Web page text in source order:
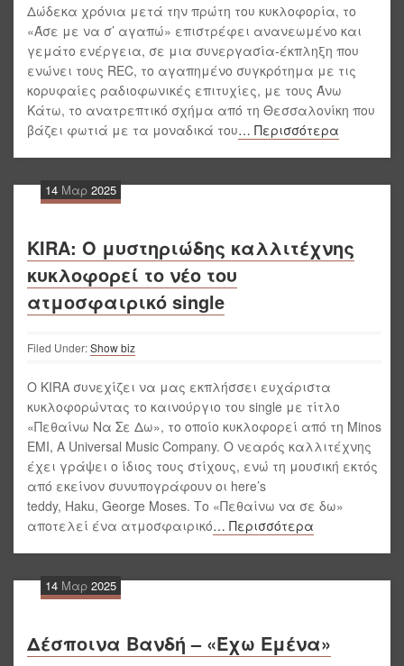
Δώδεκα χρόνια μετά την πρώτη του κυκλοφορία, το
«Άσε με να σ’ αγαπώ» επιστρέφει ανανεωμένο και
γεμάτο ενέργεια, σε μια συνεργασία-έκπληξη που
ενώνει τους REC, το αγαπημένο συγκρότημα με τις
κορυφαίες ραδιοφωνικές επιτυχίες, με τους Άνω
Κάτω, το ανατρεπτικό σχήμα από τη Θεσσαλονίκη που
βάζει φωτιά με τα μοναδικά του… Περισσότερα
14 Μαρ 2025
KIRA: Ο μυστηριώδης καλλιτέχνης
κυκλοφορεί το νέο του
ατμοσφαιρικό single
Filed Under:Show biz
Ο KIRA συνεχίζει να μας εκπλήσσει ευχάριστα
κυκλοφορώντας το καινούργιο του single με τίτλο
«Πεθαίνω Να Σε Δω», το οποίο κυκλοφορεί από τη Minos
EMI, A Universal Music Company. Ο νεαρός καλλιτέχνης
έχει γράψει ο ίδιος τους στίχους, ενώ τη μουσική εκτός
από εκείνον συνυπογράφουν οι here’s
teddy, Haku, George Moses. Το «Πεθαίνω να σε δω»
αποτελεί ένα ατμοσφαιρικό… Περισσότερα
14 Μαρ 2025
Δέσποινα Βανδή – «Έχω Εμένα»